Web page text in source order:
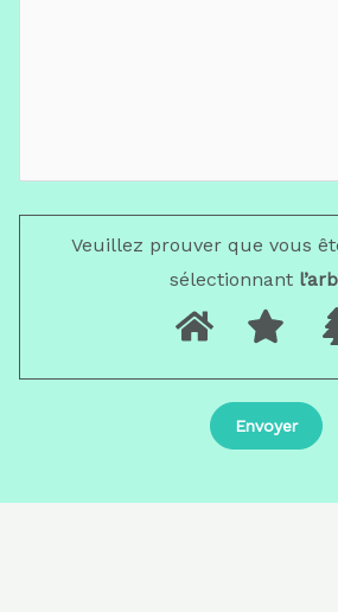
Veuillez prouver que vous
sélectionnant